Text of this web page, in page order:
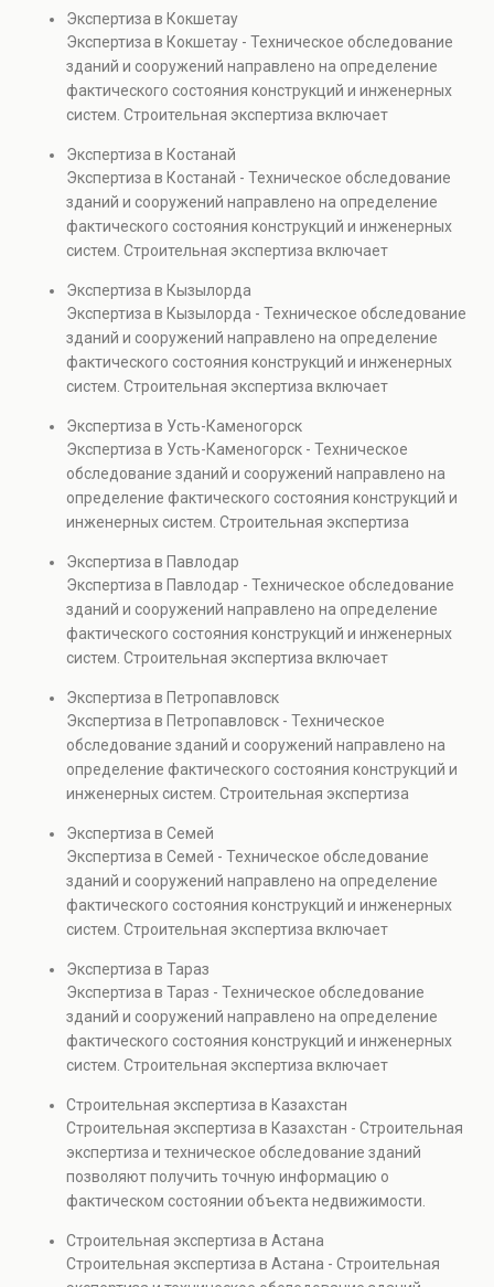
элементов и оценку эксплуатационной безопасности.
Услуга востребована при покупке недвижимости,
капитальном ремонте и реконструкции объектов, а
также при судебных разбирательствах и технических
проверках.
Экспертиза в Кокшетау
Экспертиза в Кокшетау - Техническое обследование
зданий и сооружений направлено на определение
фактического состояния конструкций и инженерных
систем. Строительная экспертиза включает
элементов и оценку эксплуатационной безопасности.
Услуга востребована при покупке недвижимости,
капитальном ремонте и реконструкции объектов, а
также при судебных разбирательствах и технических
проверках.
Экспертиза в Костанай
Экспертиза в Костанай - Техническое обследование
зданий и сооружений направлено на определение
фактического состояния конструкций и инженерных
систем. Строительная экспертиза включает
элементов и оценку эксплуатационной безопасности.
Услуга востребована при покупке недвижимости,
капитальном ремонте и реконструкции объектов, а
также при судебных разбирательствах и технических
проверках.
Экспертиза в Кызылорда
Экспертиза в Кызылорда - Техническое обследование
зданий и сооружений направлено на определение
фактического состояния конструкций и инженерных
систем. Строительная экспертиза включает
элементов и оценку эксплуатационной безопасности.
Услуга востребована при покупке недвижимости,
капитальном ремонте и реконструкции объектов, а
также при судебных разбирательствах и технических
проверках.
Экспертиза в Усть-Каменогорск
Экспертиза в Усть-Каменогорск - Техническое
обследование зданий и сооружений направлено на
определение фактического состояния конструкций и
инженерных систем. Строительная экспертиза
прочности элементов и оценку эксплуатационной
безопасности. Услуга востребована при покупке
недвижимости, капитальном ремонте и реконструкции
объектов, а также при судебных разбирательствах и
технических проверках.
Экспертиза в Павлодар
Экспертиза в Павлодар - Техническое обследование
зданий и сооружений направлено на определение
фактического состояния конструкций и инженерных
систем. Строительная экспертиза включает
элементов и оценку эксплуатационной безопасности.
Услуга востребована при покупке недвижимости,
капитальном ремонте и реконструкции объектов, а
также при судебных разбирательствах и технических
проверках.
Экспертиза в Петропавловск
Экспертиза в Петропавловск - Техническое
обследование зданий и сооружений направлено на
определение фактического состояния конструкций и
инженерных систем. Строительная экспертиза
прочности элементов и оценку эксплуатационной
безопасности. Услуга востребована при покупке
недвижимости, капитальном ремонте и реконструкции
объектов, а также при судебных разбирательствах и
технических проверках.
Экспертиза в Семей
Экспертиза в Семей - Техническое обследование
зданий и сооружений направлено на определение
фактического состояния конструкций и инженерных
систем. Строительная экспертиза включает
элементов и оценку эксплуатационной безопасности.
Услуга востребована при покупке недвижимости,
капитальном ремонте и реконструкции объектов, а
также при судебных разбирательствах и технических
проверках.
Экспертиза в Тараз
Экспертиза в Тараз - Техническое обследование
зданий и сооружений направлено на определение
фактического состояния конструкций и инженерных
систем. Строительная экспертиза включает
элементов и оценку эксплуатационной безопасности.
Услуга востребована при покупке недвижимости,
капитальном ремонте и реконструкции объектов, а
также при судебных разбирательствах и технических
проверках.
Строительная экспертиза в Казахстан
Строительная экспертиза в Казахстан - Строительная
экспертиза и техническое обследование зданий
позволяют получить точную информацию о
фактическом состоянии объекта недвижимости.
инженерных систем с выявлением скрытых дефектов
и нарушений. Услуга используется для проверки
Строительная экспертиза в Астана
Строительная экспертиза в Астана - Строительная